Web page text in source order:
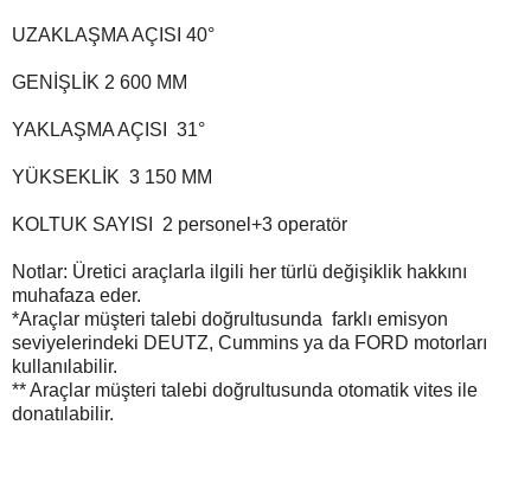
UZAKLAŞMA AÇISI 40°
GENİŞLİK 2 600 MM
YAKLAŞMA AÇISI 31°
YÜKSEKLİK 3 150 MM
KOLTUK SAYISI 2 personel+3 operatör
Notlar: Üretici araçlarla ilgili her türlü değişiklik hakkını
muhafaza eder.
*Araçlar müşteri talebi doğrultusunda farklı emisyon
seviyelerindeki DEUTZ, Cummins ya da FORD motorları
kullanılabilir.
** Araçlar müşteri talebi doğrultusunda otomatik vites ile
donatılabilir.